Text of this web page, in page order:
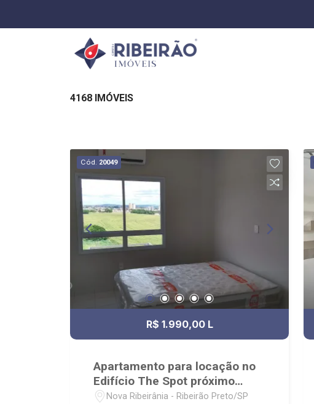
4168 IMÓVEIS
Cód. 20049
R$ 1.990,00 L
Apartamento para locação no
Edifício The Spot próximo
UNAERP
Nova Ribeirânia - Ribeirão Preto/SP